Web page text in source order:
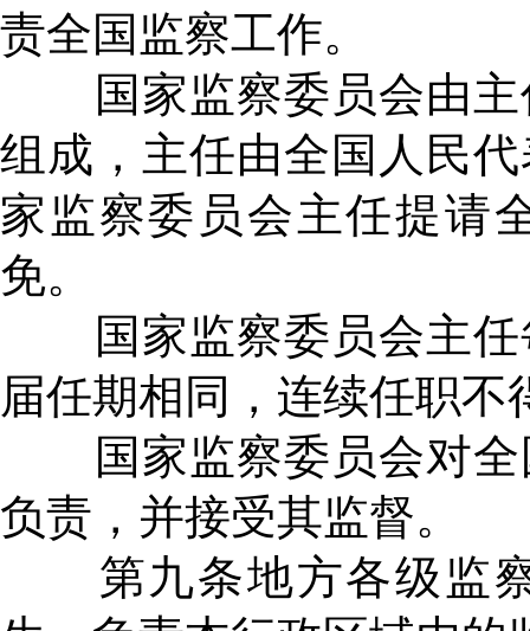
责全国监察工作。
国家监察委员会由主
组成，主任由全国人民
家监察委员会主任提请
免。
国家监察委员会主任
届任期相同，连续任职不
国家监察委员会对全
负责，并接受其监督。
第九条地方各级监察